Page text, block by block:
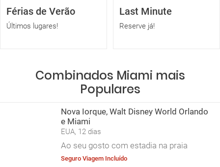
Férias de Verão
Últimos lugares!
Last Minute
Reserve já!
Combinados Miami mais
Populares
Nova Iorque, Walt Disney World Orlando
e Miami
EUA, 12 dias
Ao seu gosto com estadia na praia
Seguro Viagem Incluído